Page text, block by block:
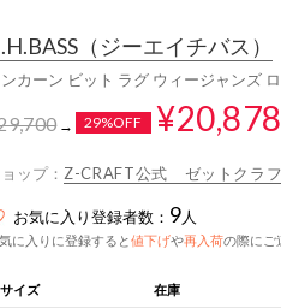
（ジーエイチバス）
ンカーン ビット ラグ ウィージャンズ
→ 29%OFF ¥20,878
ップ： Z-CRAFT公式 ゼットクラフ
お気に入り登録者数： 9人
に入りに登録すると値下げや再入荷の際にご
サイズ 在庫